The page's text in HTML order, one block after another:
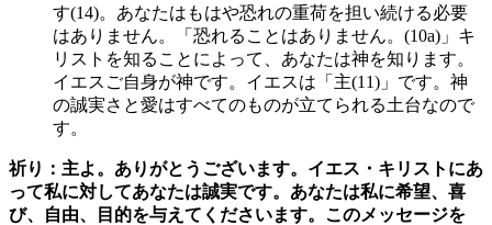
す(14)。あなたはもはや恐れの重荷を担い続ける必要
はありません。「恐れることはありません。(10a)」キ
リストを知ることによって、あなたは神を知ります。
イエスご自身が神です。イエスは「主(11)」です。神
の誠実さと愛はすべてのものが立てられる土台なので
す。
祈り：主よ。ありがとうございます。イエス・キリストにあ
って私に対してあなたは誠実です。あなたは私に希望、喜
び、自由、目的を与えてくださいます。このメッセージを